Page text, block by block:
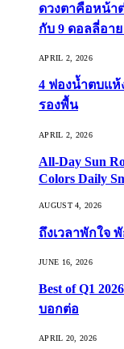
ดวงตาคือหน้า
กับ 9 ดอลลี่อา
APRIL 2, 2026
4 ฟองน้ำตบแ
รองพื้น
APRIL 2, 2026
All-Day Sun
Colors Daily
AUGUST 4, 2026
ถึงเวลาพักใจ
JUNE 16, 2026
Best of Q1
บอกต่อ
APRIL 20, 2026